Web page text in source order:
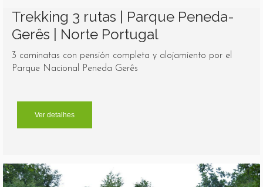
Trekking 3 rutas | Parque Peneda-
Gerês | Norte Portugal
3 caminatas con pensión completa y alojamiento por el
Parque Nacional Peneda Gerês
Ver detalhes